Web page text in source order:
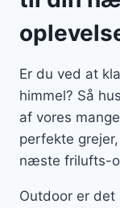
Er du ved at
himmel? Så
af vores
perfekte
næste frilufts-
Outdoor er det